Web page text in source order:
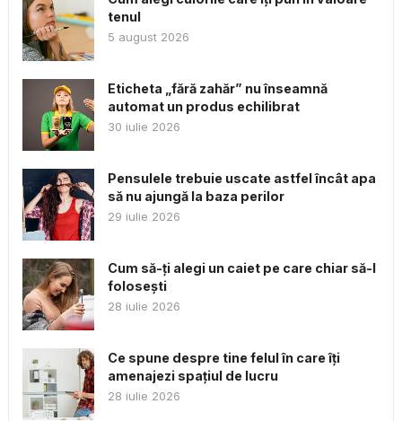
tenul
5 august 2026
Eticheta „fără zahăr” nu înseamnă
automat un produs echilibrat
30 iulie 2026
Pensulele trebuie uscate astfel încât apa
să nu ajungă la baza perilor
29 iulie 2026
Cum să-ți alegi un caiet pe care chiar să-l
folosești
28 iulie 2026
Ce spune despre tine felul în care îți
amenajezi spațiul de lucru
28 iulie 2026